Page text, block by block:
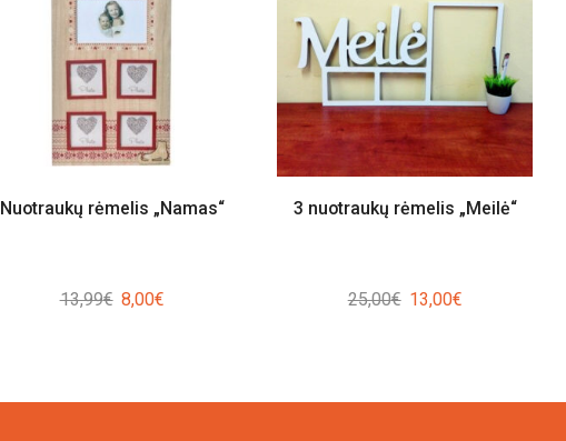
Nuotraukų rėmelis „Namas“
13,99€ Original
8,00€Current
3 nuotraukų rėmelis „Meilė“
25,00€ Original
13,00€Current